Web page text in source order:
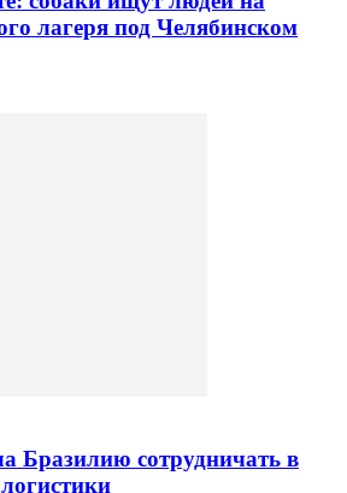
лагеря под Челябинском
Бразилию сотрудничать в